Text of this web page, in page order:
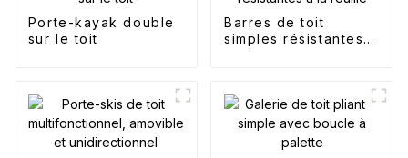
Porte-kayak double
sur le toit
Barres de toit
simples résistantes à